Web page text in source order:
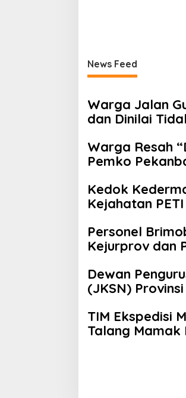
News Feed
Warga Jalan
dan Dinilai
Warga Resah
Pemko
Kedok
Kejahatan
Personel
Kejurprov dan
Dewan
(JKSN)
Provinsi Riau
TIM Ekspedisi
Talang Mamak
Kepedulian